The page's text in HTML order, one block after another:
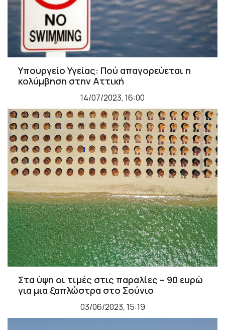
Υπουργείο Υγείας: Πού απαγορεύεται η
κολύμβηση στην Αττική
14/07/2023, 16:00
Στα ύψη οι τιμές στις παραλίες – 90 ευρώ
για μια ξαπλώστρα στο Σούνιο
03/06/2023, 15:19